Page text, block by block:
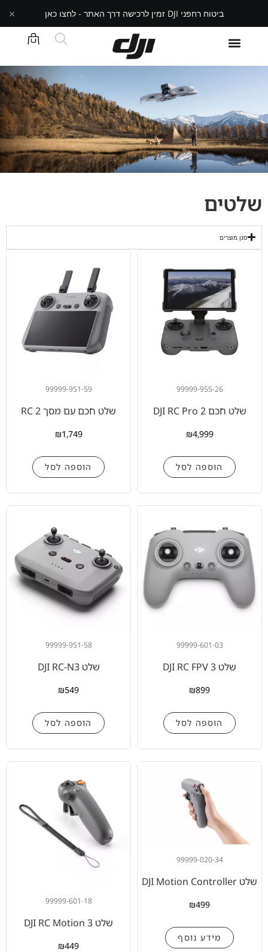
ביטוח רחפני DJI זמין לרכישה דרך האתר - לחצו כאן ×
שלטים
סנן מוצרים
99999-955-26
שלט חכם DJI RC Pro 2
₪4,999
הוספה לסל
99999-951-59
שלט חכם עם מסך RC 2
₪1,749
הוספה לסל
99999-601-03
שלט DJI RC FPV 3
₪899
הוספה לסל
99999-951-58
שלט DJI RC-N3
₪549
הוספה לסל
99999-020-34
שלט DJI Motion Controller
₪499
מידע נוסף
99999-601-18
שלט DJI RC Motion 3
₪449